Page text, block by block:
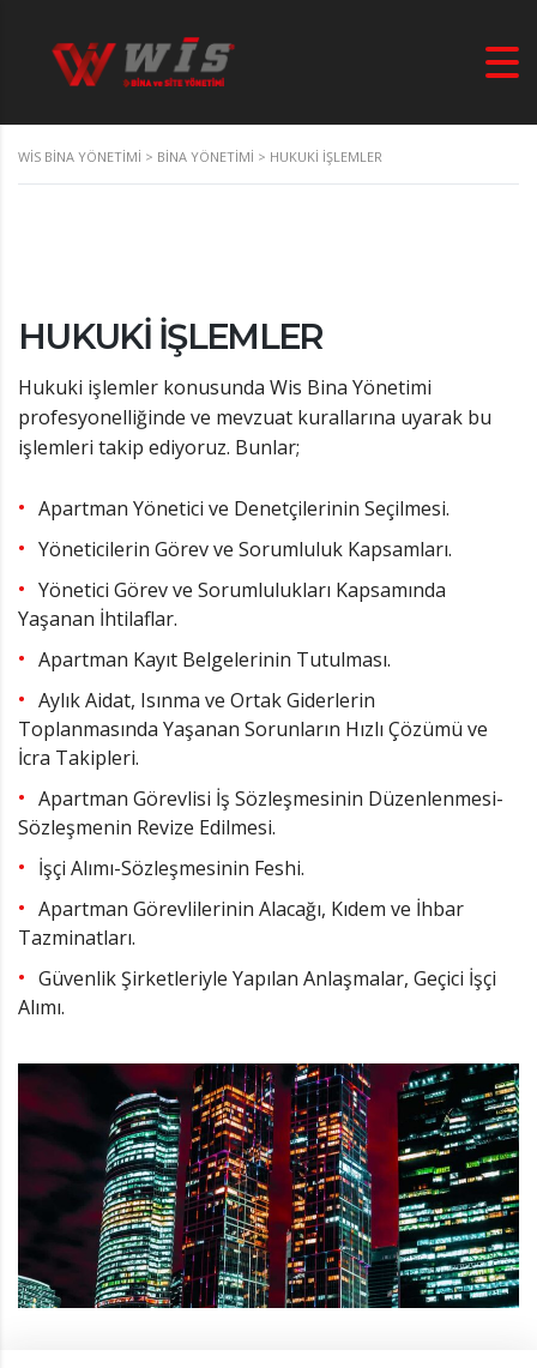
WIS BINA YÖNETIMI > BINA YÖNETIMI > HUKUKI İŞLEMLER
HUKUKI İŞLEMLER
Hukuki işlemler konusunda Wis Bina Yönetimi
profesyonelliğinde ve mevzuat kurallarına uyarak bu
işlemleri takip ediyoruz. Bunlar;
Apartman Yönetici ve Denetçilerinin Seçilmesi.
Yöneticilerin Görev ve Sorumluluk Kapsamları.
Yönetici Görev ve Sorumlulukları Kapsamında
Yaşanan İhtilaflar.
Apartman Kayıt Belgelerinin Tutulması.
Aylık Aidat, Isınma ve Ortak Giderlerin
Toplanmasında Yaşanan Sorunların Hızlı Çözümü ve
İcra Takipleri.
Apartman Görevlisi İş Sözleşmesinin Düzenlenmesi-
Sözleşmenin Revize Edilmesi.
İşçi Alımı-Sözleşmesinin Feshi.
Apartman Görevlilerinin Alacağı, Kıdem ve İhbar
Tazminatları.
Güvenlik Şirketleriyle Yapılan Anlaşmalar, Geçici İşçi
Alımı.